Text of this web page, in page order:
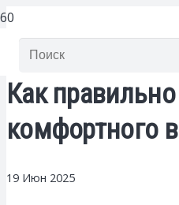
Как
комфортного
19 Июн 2025